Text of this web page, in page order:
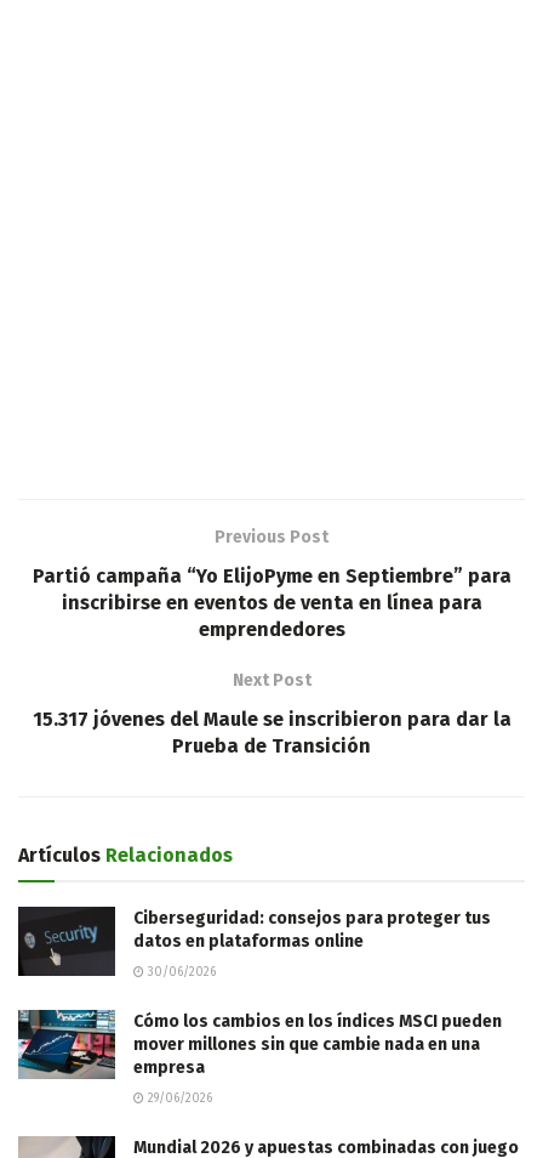
Previous Post
Partió campaña “Yo ElijoPyme en Septiembre” para
inscribirse en eventos de venta en línea para
emprendedores
Next Post
15.317 jóvenes del Maule se inscribieron para dar la
Prueba de Transición
Artículos Relacionados
Ciberseguridad: consejos para proteger tus
datos en plataformas online
30/06/2026
Cómo los cambios en los índices MSCI pueden
mover millones sin que cambie nada en una
empresa
29/06/2026
Mundial 2026 y apuestas combinadas con juego